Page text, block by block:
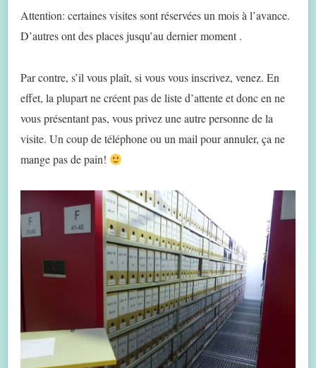
Attention: certaines visites sont réservées un mois à l’avance.
D’autres ont des places jusqu’au dernier moment .
Par contre, s’il vous plaît, si vous vous inscrivez, venez. En
effet, la plupart ne créent pas de liste d’attente et donc en ne
vous présentant pas, vous privez une autre personne de la
visite. Un coup de téléphone ou un mail pour annuler, ça ne
mange pas de pain!